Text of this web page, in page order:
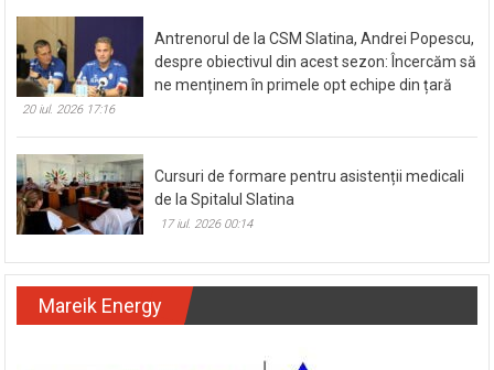
Antrenorul de la CSM Slatina, Andrei Popescu,
despre obiectivul din acest sezon: Încercăm să
ne menținem în primele opt echipe din țară
20 iul. 2026 17:16
Cursuri de formare pentru asistenții medicali
de la Spitalul Slatina
17 iul. 2026 00:14
Mareik Energy